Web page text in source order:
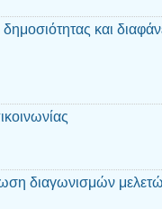
και
διαγωνισμών